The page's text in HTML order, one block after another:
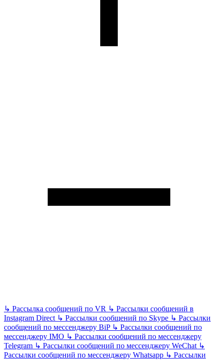
↳ Рассылка сообщений по VR ↳ Рассылки сообщений в
Instagram Direct ↳ Рассылки сообщений по Skype ↳ Рассылки
сообщений по мессенджеру BiP ↳ Рассылки сообщений по
мессенджеру IMO ↳ Рассылки сообщений по мессенджеру
Telegram ↳ Рассылки сообщений по мессенджеру WeChat ↳
Рассылки сообщений по мессенджеру Whatsapp ↳ Рассылки